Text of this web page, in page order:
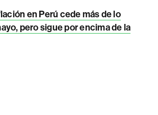
en Perú cede más de lo
pero sigue por encima de la